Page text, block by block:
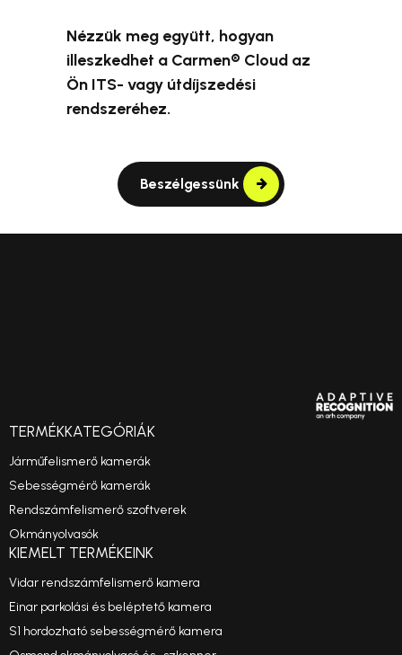
Nézzük meg együtt, hogyan
illeszkedhet a Carmen® Cloud az
Ön ITS- vagy útdíjszedési
rendszeréhez.
Beszélgessünk
TERMÉKKATEGÓRIÁK
Járműfelismerő kamerák
Sebességmérő kamerák
Rendszámfelismerő szoftverek
Okmányolvasók
KIEMELT TERMÉKEINK
Vidar rendszámfelismerő kamera
Einar parkolási és beléptető kamera
S1 hordozható sebességmérő kamera